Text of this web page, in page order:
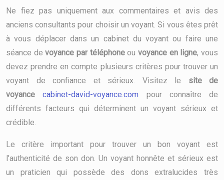
Ne fiez pas uniquement aux commentaires et avis des
anciens consultants pour choisir un voyant. Si vous êtes prêt
à vous déplacer dans un cabinet du voyant ou faire une
séance devoyance par téléphoneou voyance en ligne, vous
devez prendre en compte plusieurs critères pour trouver un
voyant de confiance et sérieux. Visitez le site de
voyance
cabinet-david-voyance.com pour connaître de
différents facteurs qui déterminent un voyant sérieux et
crédible.
Le critère important pour trouver un bon voyant est
l’authenticité de son don. Un voyant honnête et sérieux est
un praticien qui possède des dons extralucides très